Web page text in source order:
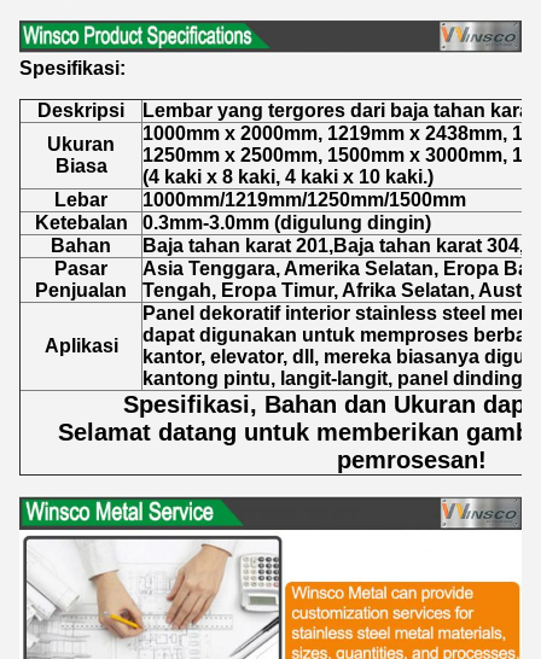
Spesifikasi:
Deskripsi
Lembar yang tergores dari baja tahan karat
Ukuran
Biasa
1000mm x 2000mm, 1219mm x 2438mm,
1250mm x 2500mm, 1500mm x 3000mm,
(4 kaki x 8 kaki, 4 kaki x 10 kaki.)
Lebar
1000mm/1219mm/1250mm/1500mm
Ketebalan
0.3mm-3.0mm (digulung dingin)
Bahan
Baja tahan karat 201,Baja tahan karat
Pasar
Penjualan
Asia Tenggara, Amerika Selatan, Eropa
Tengah, Eropa Timur, Afrika Selatan,
Aplikasi
Panel dekoratif interior stainless steel
dapat digunakan untuk memproses
kantor, elevator, dll, mereka biasanya
kantong pintu, langit-langit, panel dinding,
Spesifikasi, Bahan dan Ukuran
Selamat datang untuk memberikan
pemrosesan!